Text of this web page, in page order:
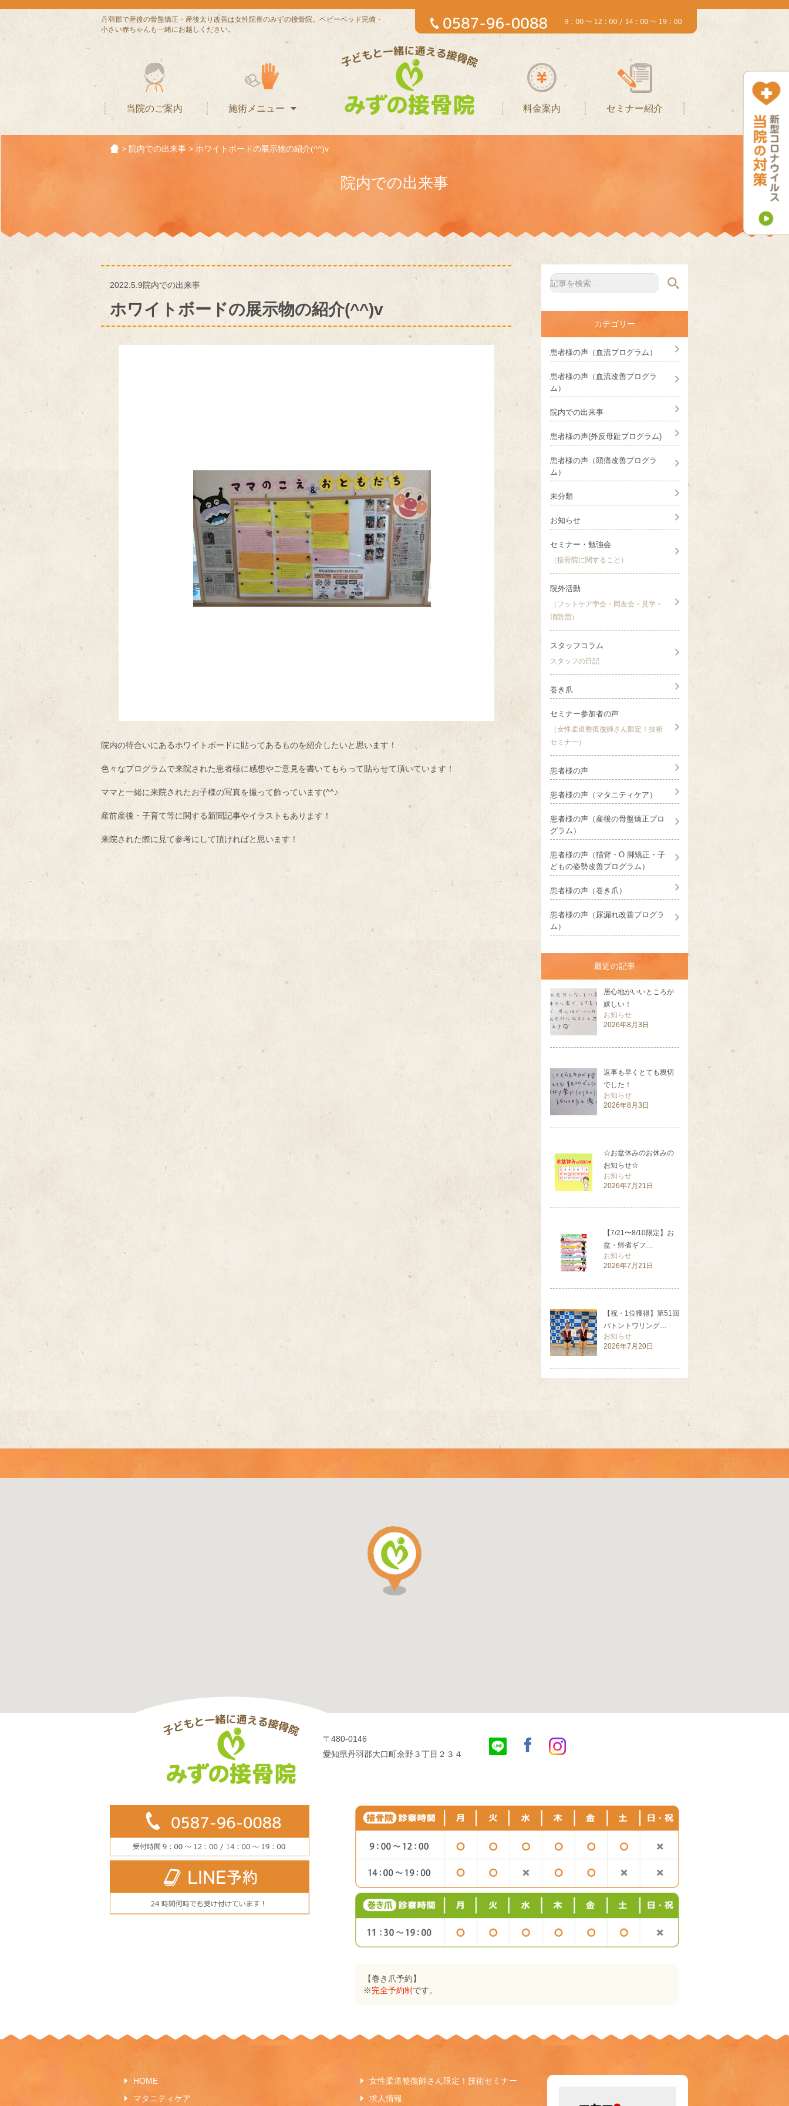
丹羽郡で産後の骨盤矯正・産後太り改善は女性院長のみずの接骨院。ベビーベッド完備・
小さい赤ちゃんも一緒にお越しください。
当院のご案内 施術メニュー 料金案内 セミナー紹介
> 院内での出来事 >ホワイトボードの展示物の紹介(^^)v
院内での出来事
2022.5.9院内での出来事
ホワイトボードの展示物の紹介(^^)v
院内の待合いにあるホワイトボードに貼ってあるものを紹介したいと思います！
色々なプログラムで来院された患者様に感想やご意見を書いてもらって貼らせて頂いています！
ママと一緒に来院されたお子様の写真を撮って飾っています(^^♪
産前産後・子育て等に関する新聞記事やイラストもあります！
来院された際に見て参考にして頂ければと思います！
カテゴリー
患者様の声（血流プログラム）
患者様の声（血流改善プログラ
ム）
院内での出来事
患者様の声(外反母趾プログラム)
患者様の声（頭痛改善プログラ
ム）
未分類
お知らせ
セミナー・勉強会
（接骨院に関すること）
院外活動
（フットケア学会・同友会・見学・
消防団）
スタッフコラム
スタッフの日記
巻き爪
セミナー参加者の声
（女性柔道整復復師さん限定！技術
セミナー）
患者様の声
患者様の声（マタニティケア）
患者様の声（産後の骨盤矯正プロ
グラム）
患者様の声（猫背・O 脚矯正・子
どもの姿勢改善プログラム）
患者様の声（巻き爪）
患者様の声（尿漏れ改善プログラ
ム）
最近の記事
居心地がいいところが
嬉しい！
お知らせ
2026年8月3日
返事も早くとても親切
でした！
お知らせ
2026年8月3日
☆お盆休みのお休みの
お知らせ☆
お知らせ
2026年7月21日
【7/21〜8/10限定】お
盆・帰省ギフ…
お知らせ
2026年7月21日
【祝・1位獲得】第51回
バトントワリング…
お知らせ
2026年7月20日
〒480-0146
愛知県丹羽郡大口町余野３丁目２３４
【巻き爪予約】
※完全予約制 です。
HOME
マタニティケア
女性柔道整復師さん限定！技術セミナー
求人情報